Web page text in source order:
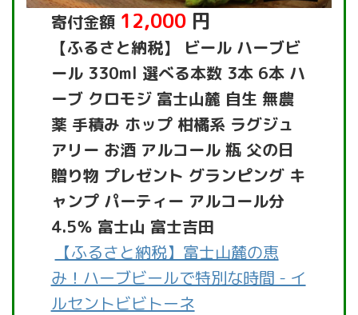
寄付金額 12,000円
【ふるさと納税】 ビール ハーブビ
ール 330ml 選べる本数 3本 6本 ハ
ーブ クロモジ 富士山麓 自生 無農
薬 手積み ホップ 柑橘系 ラグジュ
アリー お酒 アルコール 瓶 父の日
贈り物 プレゼント グランピング キ
ャンプ パーティー アルコール分
4.5％ 富士山 富士吉田
【ふるさと納税】富士山麓の恵
み！ハーブビールで特別な時間 - イ
ルセントビビトーネ